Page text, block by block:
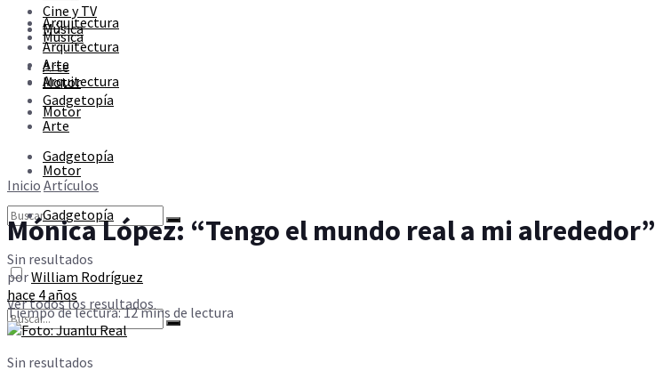
Arquitectura
Arte
Motor
Gadgetopía
Sin resultados
Ver todos los resultados
Música
Arquitectura
Arte
Motor
Gadgetopía
Sin resultados
Sin resultados
Ver todos los resultados
Cine y TV
Música
Arquitectura
Arte
Motor
Gadgetopía
Inicio Artículos
Mónica López: “Tengo el mundo real a mi alrededor”
porWilliam Rodríguez
hace 4 años
Tiempo de lectura: 12 mins de lectura